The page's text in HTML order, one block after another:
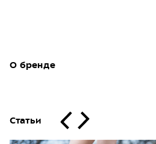
О бренде
Статьи